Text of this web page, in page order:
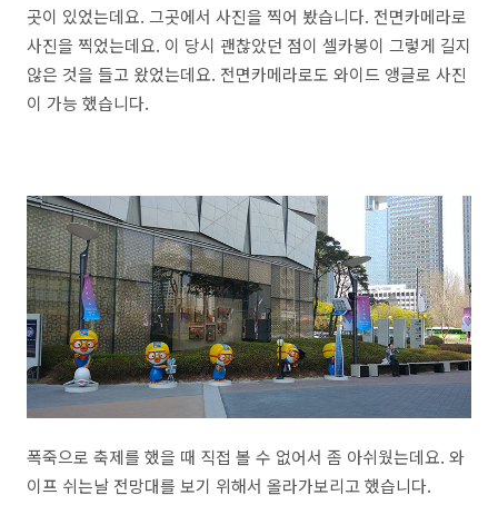
곳이 있었는데요. 그곳에서 사진을 찍어 봤습니다. 전면카메라로
사진을 찍었는데요. 이 당시 괜찮았던 점이 셀카봉이 그렇게 길지
않은 것을 들고 왔었는데요. 전면카메라로도 와이드 앵글로 사진
이 가능 했습니다.
폭죽으로 축제를 했을 때 직접 볼 수 없어서 좀 아쉬웠는데요. 와
이프 쉬는날 전망대를 보기 위해서 올라가보리고 했습니다.